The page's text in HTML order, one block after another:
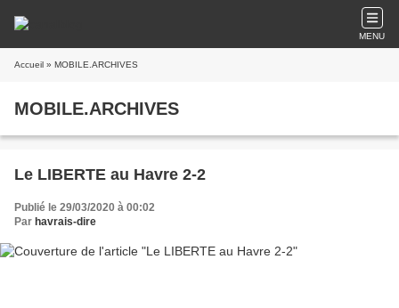
MENU
Accueil » MOBILE.ARCHIVES
MOBILE.ARCHIVES
Le LIBERTE au Havre 2-2
Publié le 29/03/2020 à 00:02
Par havrais-dire